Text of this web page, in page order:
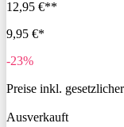
12,95 €**
9,95 €*
-23%
Preise inkl.
Ausverkauft